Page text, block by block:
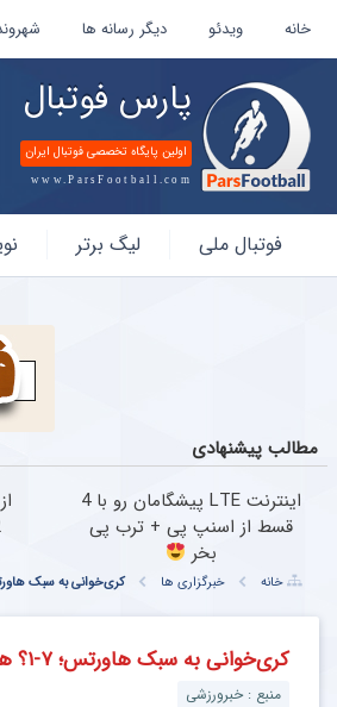
خانه ویدئو دیگر رسانه ها
پارس فوتبال
اولین پایگاه تخصصی فوتبال ایران
www.ParsFootball.com
فوتبال
فوتبال ملی لیگ برتر
مطالب پیشنهادی
اینترنت LTE پیشگامان رو با 4
قسط از اسنپ پی + ترب پی
بخر
خانه خبرگزاری ها کری‌خوانی به سبک هاورتس؛ ۷-۱؟ همیشه
کری‌خوانی به سبک هاورتس؛ ۷-۱؟ همیشه نتیجه خاصی است!
منبع : خبرورزشی